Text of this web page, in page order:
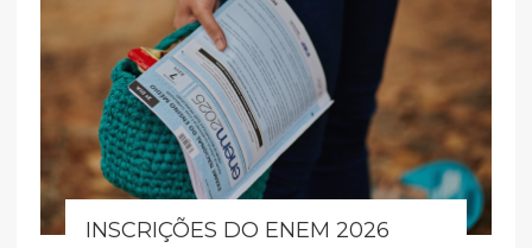
INSCRIÇÕES DO ENEM 2026